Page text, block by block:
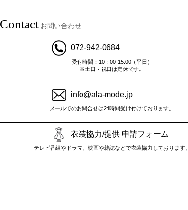
Contact お問い合わせ
072-942-0684
受付時間：10：00-15:00（平日）
※土日・祝日は定休です。
info@ala-mode.jp
メールでのお問合せは24時間受け付けております。
衣装協力/提供 申請フォーム
テレビ番組やドラマ、映画や雑誌などで衣装協力しております。